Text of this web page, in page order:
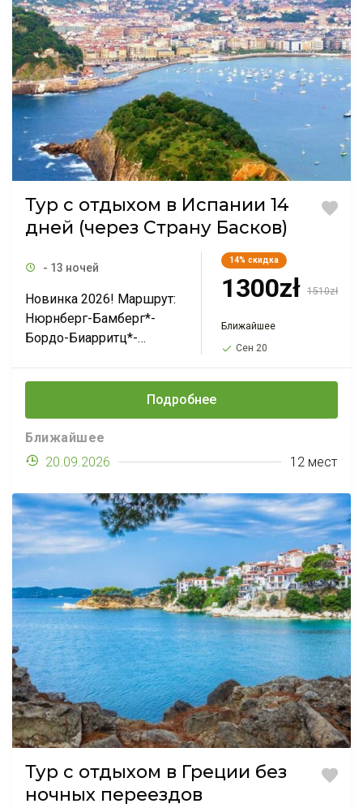
Тур с отдыхом в Испании 14
дней (через Страну Басков)
- 13 ночей
Новинка 2026! Маршрут:
Нюрнберг-Бамберг*-
Бордо-Биарритц*-
Гастелугаче*-Ллорет-де-
Мар-Барселона*-
Жирона*-Марсель-Акс-
эн-Прованс*-озеро
Стоимость тура всего
625 евро, а выезды с
июня по сентябрь.
Смотрите всю
программу и даты в
полной версии.
14% скидка
1300zł 1510zł
Ближайшее
Сен 20
Подробнее
Ближайшее
20.09.2026
12 мест
Тур с отдыхом в Греции без
ночных переездов